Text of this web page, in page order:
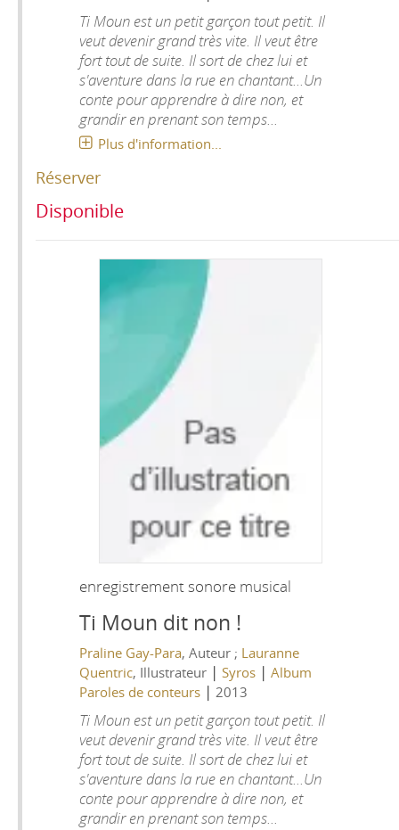
Ti Moun est un petit garçon tout petit. Il
veut devenir grand très vite. Il veut être
fort tout de suite. Il sort de chez lui et
s'aventure dans la rue en chantant...Un
conte pour apprendre à dire non, et
grandir en prenant son temps...
Plus d'information...
Réserver
Disponible
enregistrement sonore musical
Ti Moun dit non !
Praline Gay-Para, Auteur ; Lauranne
Quentric, Illustrateur |Syros |Album
Paroles de conteurs |2013
Ti Moun est un petit garçon tout petit. Il
veut devenir grand très vite. Il veut être
fort tout de suite. Il sort de chez lui et
s'aventure dans la rue en chantant...Un
conte pour apprendre à dire non, et
grandir en prenant son temps...